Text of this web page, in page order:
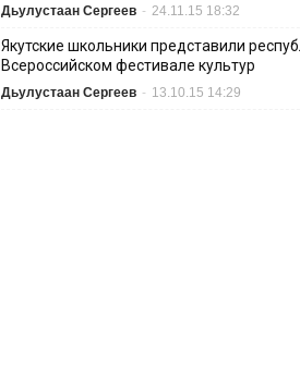
Дьулустаан Сергеев - 24.11.15 18:32
Якутские школьники представили
Всероссийском фестивале культур
Дьулустаан Сергеев - 13.10.15 14:29